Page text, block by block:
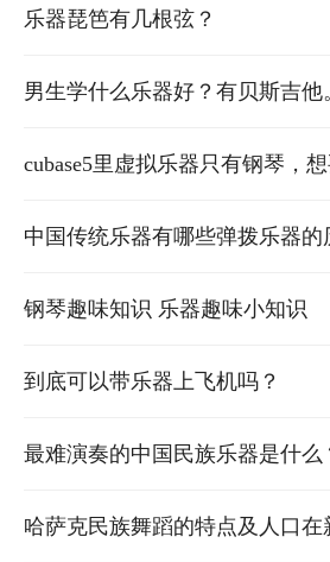
音乐，就是那些哼哼的，或是用
音乐 哪位高
乐器琵笆有几根弦？
男生学什么乐器好？有贝斯吉他
cubase5里虚拟乐器只有钢琴，
办？
中国传统乐器有哪些弹拨乐器
制繁多，是极富特色的一类弦乐
钢琴趣味知识 乐器趣味小知识
到底可以带乐器上飞机吗？
最难演奏的中国民族乐器是什么
哈萨克民族舞蹈的特点及人口在